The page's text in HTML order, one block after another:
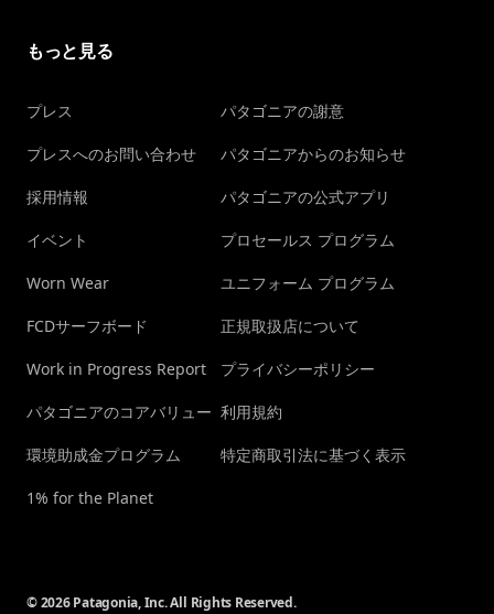
もっと見る
プレス
プレスへのお問い合わせ
採用情報
イベント
Worn Wear
FCDサーフボード
Work in Progress Report
パタゴニアのコアバリュー
環境助成金プログラム
1% for the Planet
パタゴニアの謝意
パタゴニアからのお知らせ
パタゴニアの公式アプリ
プロセールス プログラム
ユニフォーム プログラム
正規取扱店について
プライバシーポリシー
利用規約
特定商取引法に基づく表示
© 2026 Patagonia, Inc. All Rights Reserved.